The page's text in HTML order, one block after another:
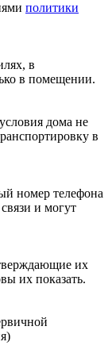
политики
в
в помещении.
дома не
в
номер телефона
и могут
их
их показать.